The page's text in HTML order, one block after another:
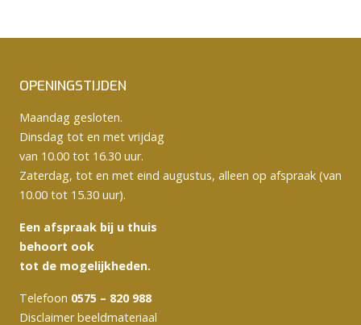
OPENINGSTIJDEN
Maandag gesloten.
Dinsdag tot en met vrijdag
van 10.00 tot 16.30 uur.
Zaterdag, tot en met eind augustus, alleen op afspraak (van
10.00 tot 15.30 uur).
Een afspraak bij u thuis
behoort ook
tot de mogelijkheden.
Telefoon 0575 – 820 988
Disclaimer beeldmateriaal